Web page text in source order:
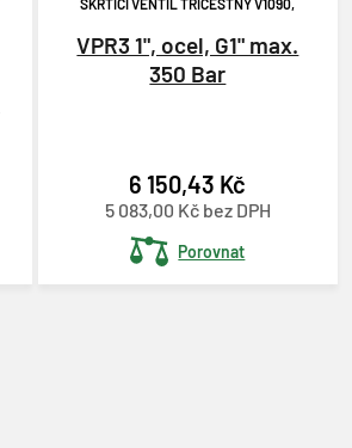
ŠKRTÍCÍ VENTIL TŘÍCESTNÝ V1090,
VPR3 1", ocel, G1" max.
350 Bar
6 150,43 Kč
5 083,00 Kč bez DPH
Porovnat